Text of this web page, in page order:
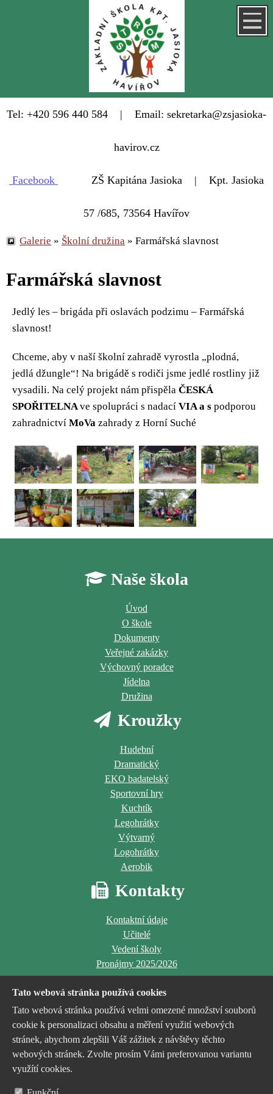
Tel: +420 596 440 584 | Email: sekretarka@zsjasioka-
havirov.cz
Facebook ZŠ Kapitána Jasioka | Kpt. Jasioka
57 /685, 73564 Havířov
Galerie » Školní družina » Farmářská slavnost
Farmářská slavnost
Jedlý les – brigáda při oslavách podzimu – Farmářská
slavnost!
Chceme, aby v naší školní zahradě vyrostla „plodná,
jedlá džungle“! Na brigádě s rodiči jsme jedlé rostliny již
vysadili. Na celý projekt nám přispěla ČESKÁ
SPOŘITELNAve spolupráci s nadací VIA a s podporou
zahradnictví MoVa zahrady z Horní Suché
Naše škola
Úvod
O škole
Dokumenty
Veřejné zakázky
Výchovný poradce
Jídelna
Družina
Kroužky
Hudební
Dramatický
EKO badatelský
Sportovní hry
Kuchtík
Legohrátky
Výtvarný
Logohrátky
Aerobik
Kontakty
Kontaktní údaje
Učitelé
Vedení školy
Pronájmy 2025/2026
Jsme příspěvkovou organizací
zřízenou a financovanou
Tato webová stránka používá cookies
Tato webová stránka používá velmi omezené množství souborů
cookie k personalizaci obsahu a měření využití webových
stránek, abychom zlepšili Váš zážitek z návštěvy těchto
webových stránek. Zvolte prosím Vámi preferovanou variantu
využítí cookies.